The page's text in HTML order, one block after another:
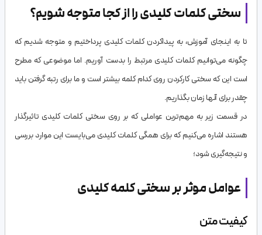
سختی کلمات کلیدی را از کجا متوجه شویم؟
تا به اینجای آموزش، به پیداکردن کلمات کلیدی پرداختیم و متوجه شدیم که
چگونه می‌توانیم کلمات کلیدی مرتبط را بدست آوریم. اما موضوعی که مطرح
است این که سختی کارکردن روی کدام کلمه بیشتر است و ما برای رتبه گرفتن باید
چقدر برای آنها زمان بگذاریم.
در قسمت زیر به مهم‌ترین عواملی که بر روی سختی کلمات کلیدی تاثیرگذار
هستند اشاره می‌کنیم که برای همگی کلمات کلیدی می‌بایست این موارد بررسی
و نتیجه‌گیری شود؛
عوامل موثر بر سختی کلمه کلیدی
کیفیت متن